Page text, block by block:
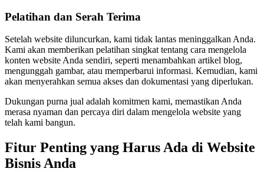
Pelatihan dan Serah Terima
Setelah website diluncurkan, kami tidak lantas meninggalkan Anda.
Kami akan memberikan pelatihan singkat tentang cara mengelola
konten website Anda sendiri, seperti menambahkan artikel blog,
mengunggah gambar, atau memperbarui informasi. Kemudian, kami
akan menyerahkan semua akses dan dokumentasi yang diperlukan.
Dukungan purna jual adalah komitmen kami, memastikan Anda
merasa nyaman dan percaya diri dalam mengelola website yang
telah kami bangun.
Fitur Penting yang Harus Ada di Website
Bisnis Anda